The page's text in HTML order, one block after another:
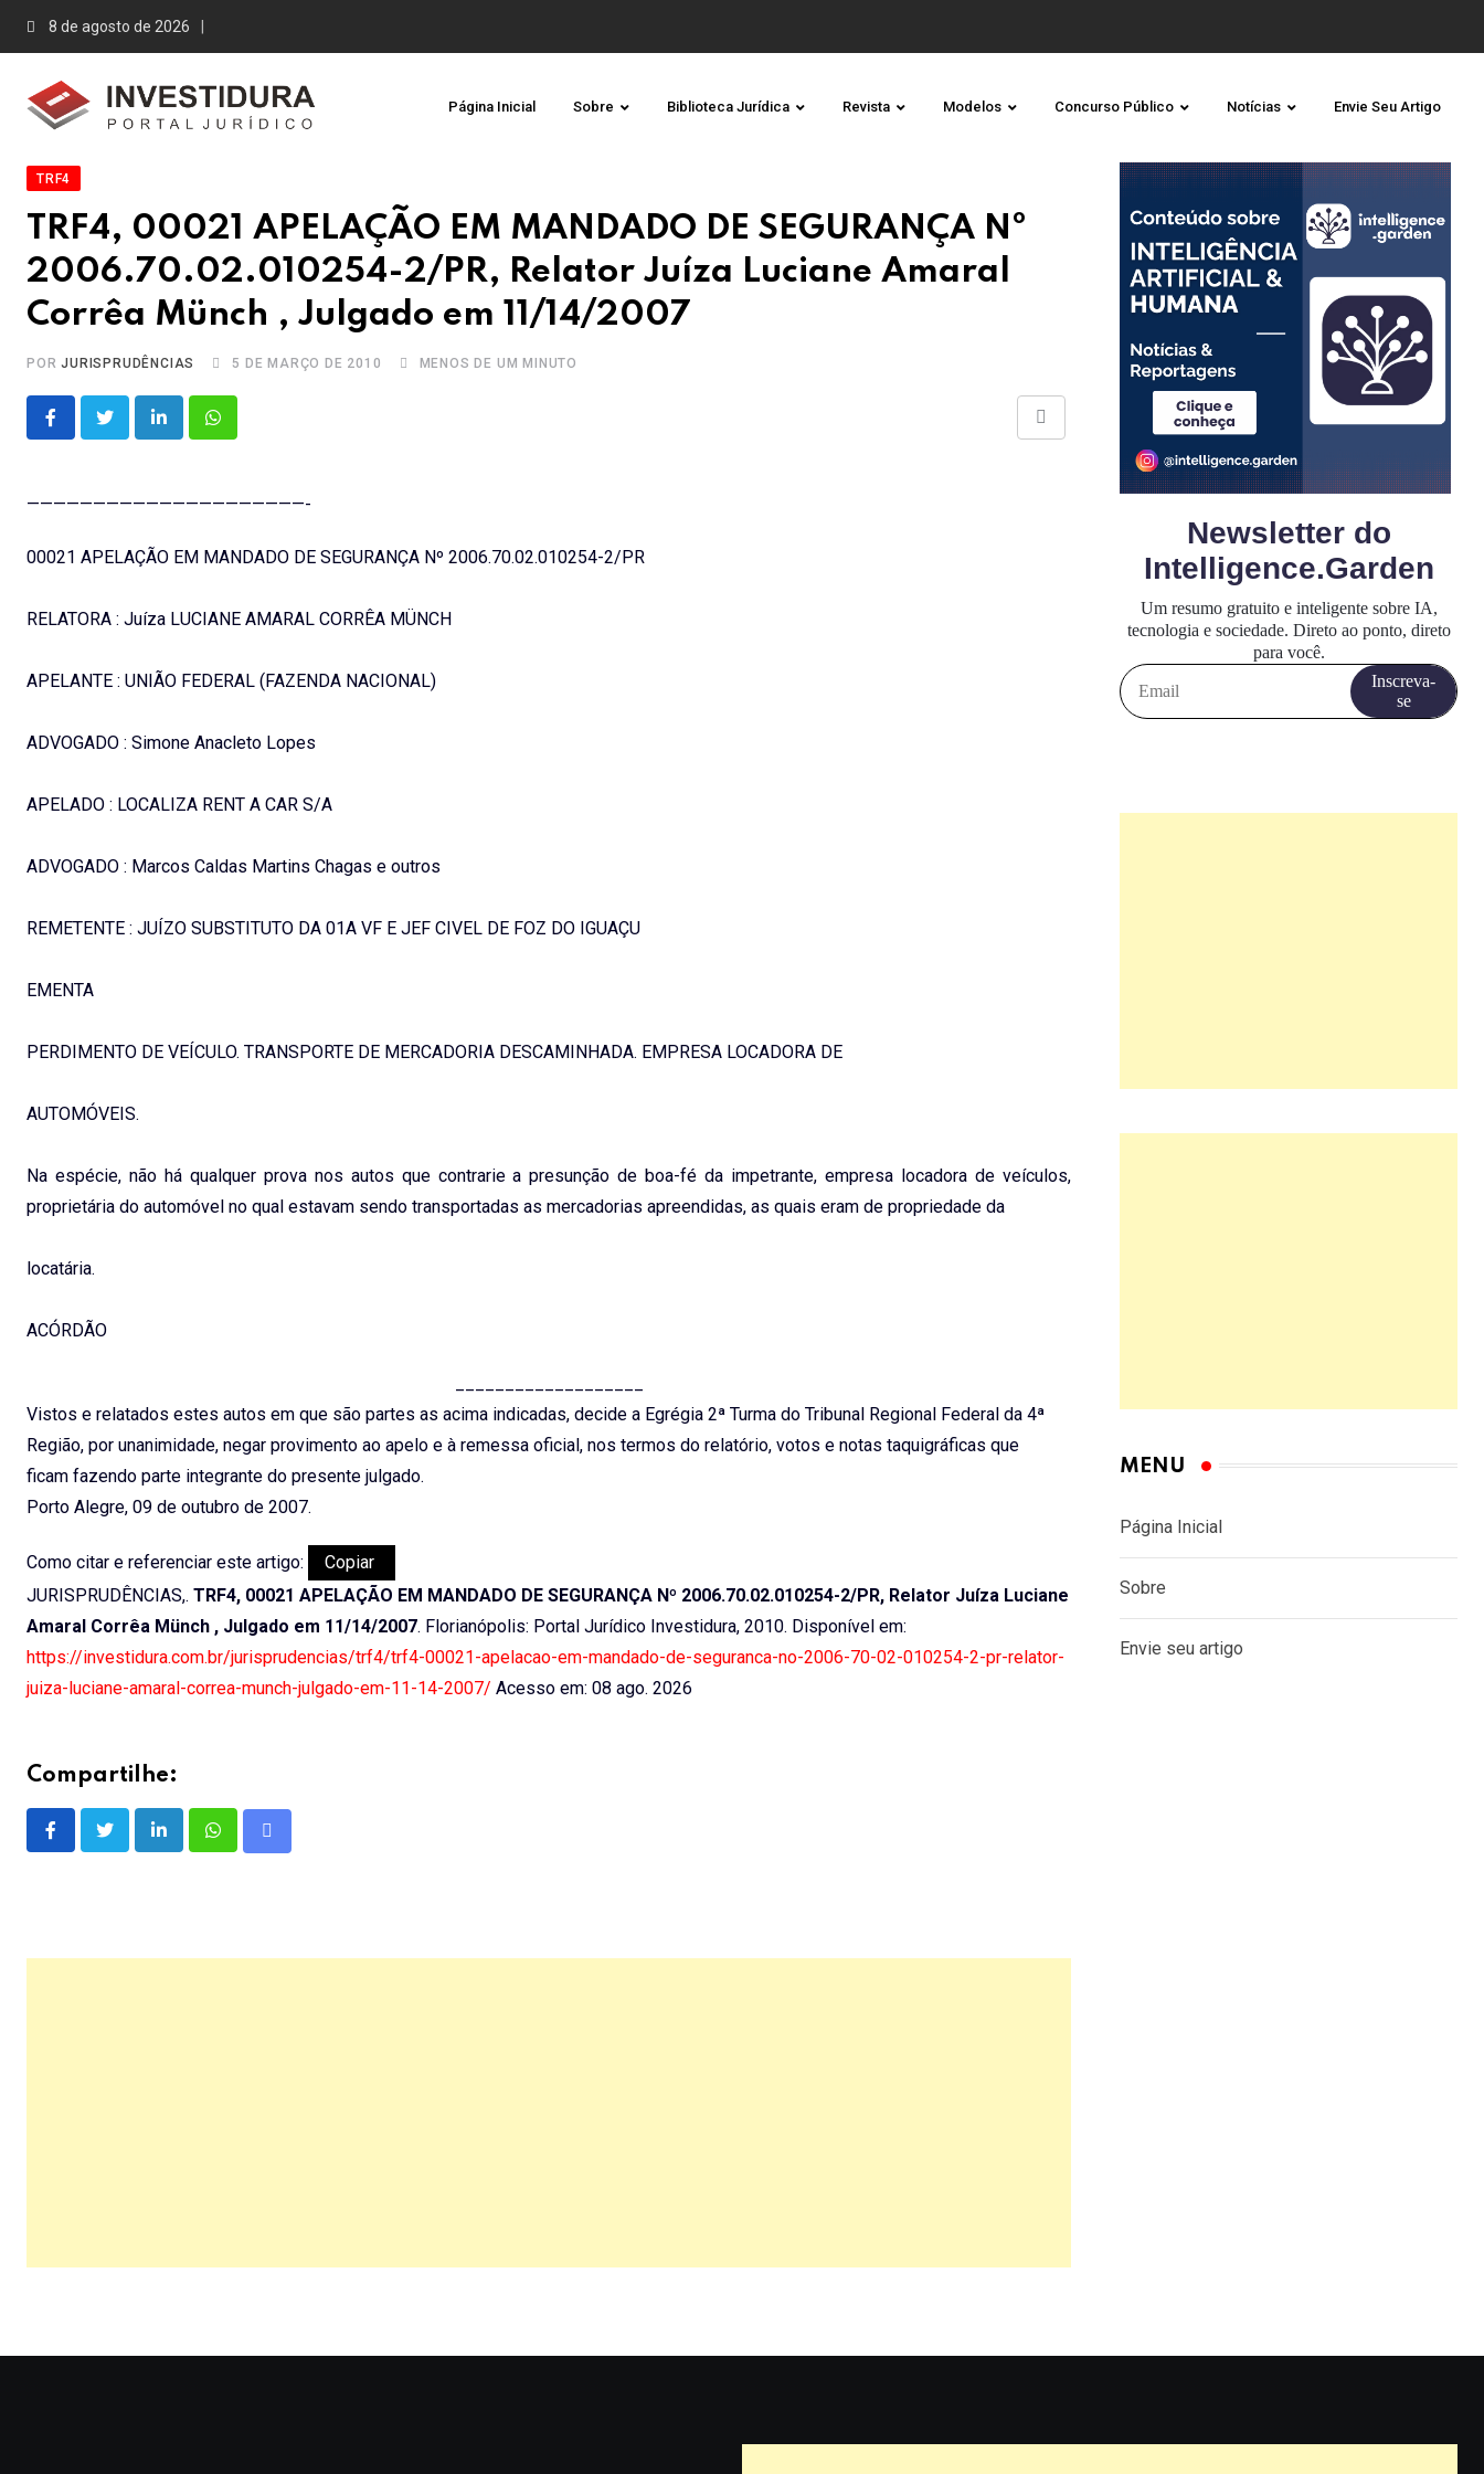
8 de agosto de 2026
Página Inicial Sobre Biblioteca Jurídica Revista Modelos Concurso Público Notícias Envie Seu Artigo
TRF4
TRF4, 00021 APELAÇÃO EM MANDADO DE SEGURANÇA Nº
2006.70.02.010254-2/PR, Relator Juíza Luciane Amaral
Corrêa Münch , Julgado em 11/14/2007
PORJURISPRUDÊNCIAS 5 DE MARÇO DE 2010 MENOS DE UM MINUTO
LinkedInWhatsapp
Share
—————————————————————-
00021 APELAÇÃO EM MANDADO DE SEGURANÇA Nº 2006.70.02.010254-2/PR
RELATORA : Juíza LUCIANE AMARAL CORRÊA MÜNCH
APELANTE : UNIÃO FEDERAL (FAZENDA NACIONAL)
ADVOGADO : Simone Anacleto Lopes
APELADO : LOCALIZA RENT A CAR S/A
ADVOGADO : Marcos Caldas Martins Chagas e outros
REMETENTE : JUÍZO SUBSTITUTO DA 01A VF E JEF CIVEL DE FOZ DO IGUAÇU
EMENTA
PERDIMENTO DE VEÍCULO. TRANSPORTE DE MERCADORIA DESCAMINHADA. EMPRESA LOCADORA DE
AUTOMÓVEIS.
Na espécie, não há qualquer prova nos autos que contrarie a presunção de boa-fé da impetrante, empresa locadora de veículos,
proprietária do automóvel no qual estavam sendo transportadas as mercadorias apreendidas, as quais eram de propriedade da
locatária.
ACÓRDÃO
Vistos e relatados estes autos em que são partes as acima indicadas, decide a Egrégia 2ª Turma do Tribunal Regional Federal da 4ª
Região, por unanimidade, negar provimento ao apelo e à remessa oficial, nos termos do relatório, votos e notas taquigráficas que
ficam fazendo parte integrante do presente julgado.
Porto Alegre, 09 de outubro de 2007.
Como citar e referenciar este artigo:
Copiar
JURISPRUDÊNCIAS,. TRF4, 00021 APELAÇÃO EM MANDADO DE SEGURANÇA Nº 2006.70.02.010254-2/PR, Relator Juíza Luciane
Amaral Corrêa Münch , Julgado em 11/14/2007. Florianópolis: Portal Jurídico Investidura, 2010. Disponível em:
https://investidura.com.br/jurisprudencias/trf4/trf4-00021-apelacao-em-mandado-de-seguranca-no-2006-70-02-010254-2-pr-relator-
juiza-luciane-amaral-correa-munch-julgado-em-11-14-2007/ Acesso em: 08 ago. 2026
Compartilhe:
LinkedInWhatsappShare
MENU
Página Inicial
Sobre
Envie seu artigo